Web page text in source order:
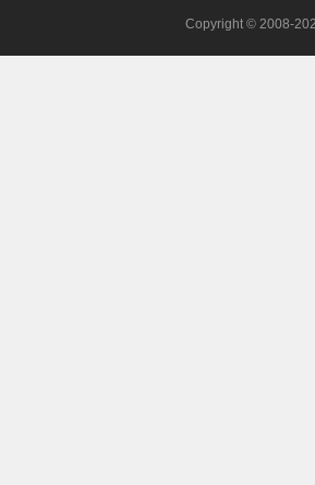
Copyright © 2008-